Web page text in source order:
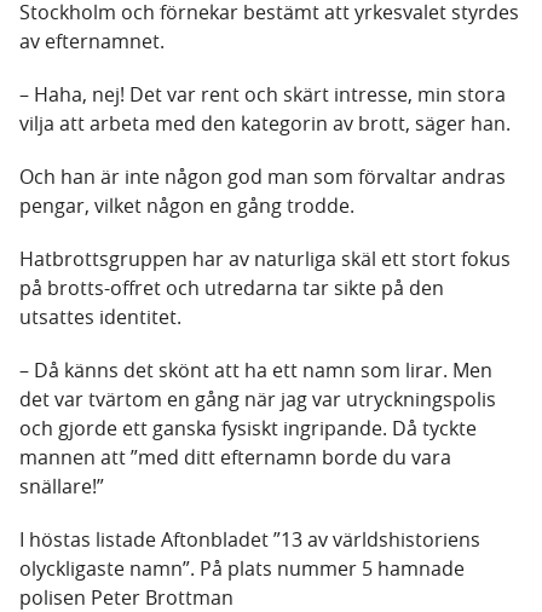
Stockholm och förnekar bestämt att yrkesvalet styrdes
av efternamnet.
– Haha, nej! Det var rent och skärt intresse, min stora
vilja att arbeta med den kategorin av brott, säger han.
Och han är inte någon god man som förvaltar andras
pengar, vilket någon en gång trodde.
Hatbrottsgruppen har av naturliga skäl ett stort fokus
på brotts-offret och utredarna tar sikte på den
utsattes identitet.
– Då känns det skönt att ha ett namn som lirar. Men
det var tvärtom en gång när jag var utryckningspolis
och gjorde ett ganska fysiskt ingripande. Då tyckte
mannen att ”med ditt efternamn borde du vara
snällare!”
I höstas listade Aftonbladet ”13 av världshistoriens
olyckligaste namn”. På plats nummer 5 hamnade
polisen Peter Brottman